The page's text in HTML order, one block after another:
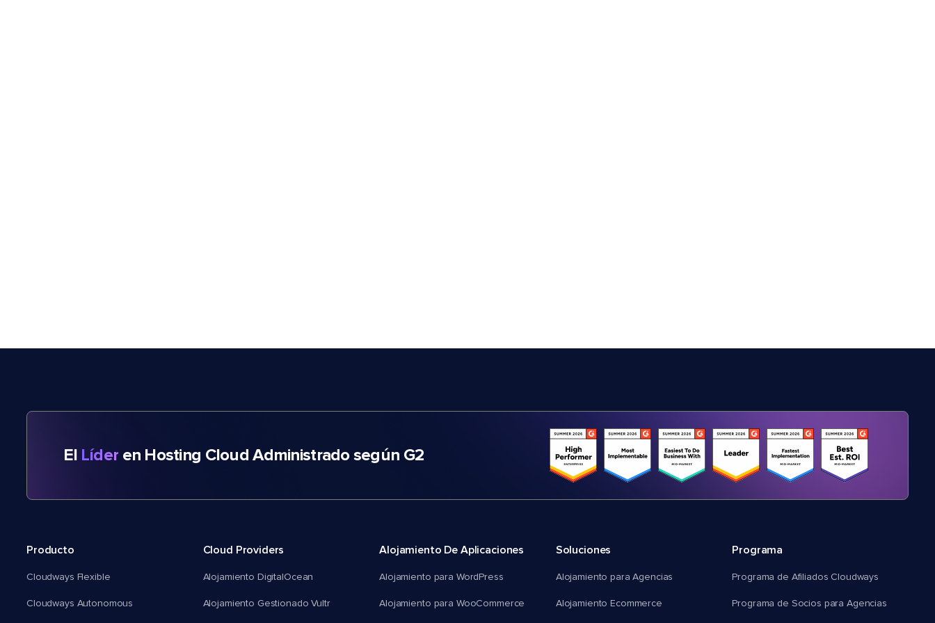
El Líder en Hosting Cloud Administrado según G2
Producto
Cloudways Flexible
Cloudways Autonomous
Cloud Providers
Alojamiento DigitalOcean
Alojamiento Gestionado Vultr
Alojamiento De Aplicaciones
Alojamiento para WordPress
Alojamiento para WooCommerce
Soluciones
Alojamiento para Agencias
Alojamiento Ecommerce
Programa
Programa de Afiliados Cloudways
Programa de Socios para Agencias